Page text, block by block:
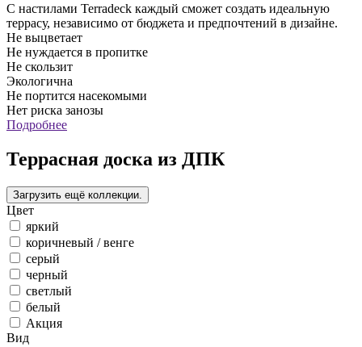
С настилами Terradeck каждый сможет создать идеальную
террасу, независимо от бюджета и предпочтений в дизайне.
Не выцветает
Не нуждается в пропитке
Не скользит
Экологична
Не портится насекомыми
Нет риска занозы
Подробнее
Террасная доска из ДПК
Цвет
яркий
коричневый / венге
серый
черный
светлый
белый
Акция
Вид